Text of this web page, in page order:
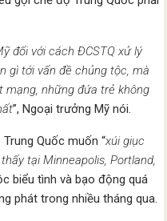
đối với cách ĐCSTQ xử lý
gì tới vấn đề chủng tộc, mà
mạng, những đứa trẻ không
”, Ngoại trưởng Mỹ nói.
Quốc muốn “xúi giục
tại Minneapolis, Portland,
biểu tình và bạo động quá
phát trong nhiều tháng qua.